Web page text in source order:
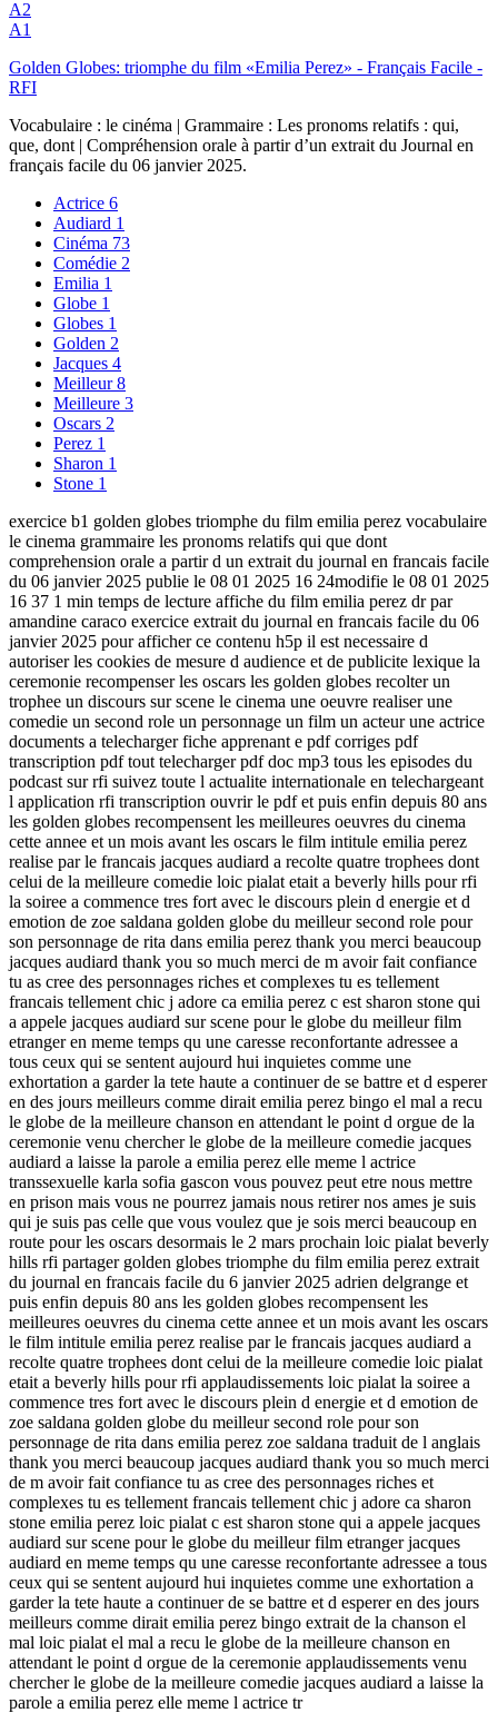
A2
A1
Golden Globes: triomphe du film «Emilia Perez» - Français Facile -
RFI
Vocabulaire : le cinéma | Grammaire : Les pronoms relatifs : qui,
que, dont | Compréhension orale à partir d’un extrait du Journal en
français facile du 06 janvier 2025.
Actrice 6
Audiard 1
Cinéma 73
Comédie 2
Emilia 1
Globe 1
Globes 1
Golden 2
Jacques 4
Meilleur8
Meilleure 3
Oscars 2
Perez 1
Sharon 1
Stone 1
exercice b1 golden globes triomphe du film emilia perez vocabulaire
le cinema grammaire les pronoms relatifs qui que dont
comprehension orale a partir d un extrait du journal en francais facile
du 06 janvier 2025 publie le 08 01 2025 16 24modifie le 08 01 2025
16 37 1 min temps de lecture affiche du film emilia perez dr par
amandine caraco exercice extrait du journal en francais facile du 06
janvier 2025 pour afficher ce contenu h5p il est necessaire d
autoriser les cookies de mesure d audience et de publicite lexique la
ceremonie recompenser les oscars les golden globes recolter un
trophee un discours sur scene le cinema une oeuvre realiser une
comedie un second role un personnage un film un acteur une actrice
documents a telecharger fiche apprenant e pdf corriges pdf
transcription pdf tout telecharger pdf doc mp3 tous les episodes du
podcast sur rfi suivez toute l actualite internationale en telechargeant
l application rfi transcription ouvrir le pdf et puis enfin depuis 80 ans
les golden globes recompensent les meilleures oeuvres du cinema
cette annee et un mois avant les oscars le film intitule emilia perez
realise par le francais jacques audiard a recolte quatre trophees dont
celui de la meilleure comedie loic pialat etait a beverly hills pour rfi
la soiree a commence tres fort avec le discours plein d energie et d
emotion de zoe saldana golden globe du meilleur second role pour
son personnage de rita dans emilia perez thank you merci beaucoup
jacques audiard thank you so much merci de m avoir fait confiance
tu as cree des personnages riches et complexes tu es tellement
francais tellement chic j adore ca emilia perez c est sharon stone qui
a appele jacques audiard sur scene pour le globe du meilleur film
etranger en meme temps qu une caresse reconfortante adressee a
tous ceux qui se sentent aujourd hui inquietes comme une
exhortation a garder la tete haute a continuer de se battre et d esperer
en des jours meilleurs comme dirait emilia perez bingo el mal a recu
le globe de la meilleure chanson en attendant le point d orgue de la
ceremonie venu chercher le globe de la meilleure comedie jacques
audiard a laisse la parole a emilia perez elle meme l actrice
transsexuelle karla sofia gascon vous pouvez peut etre nous mettre
en prison mais vous ne pourrez jamais nous retirer nos ames je suis
qui je suis pas celle que vous voulez que je sois merci beaucoup en
route pour les oscars desormais le 2 mars prochain loic pialat beverly
hills rfi partager golden globes triomphe du film emilia perez extrait
du journal en francais facile du 6 janvier 2025 adrien delgrange et
puis enfin depuis 80 ans les golden globes recompensent les
meilleures oeuvres du cinema cette annee et un mois avant les oscars
le film intitule emilia perez realise par le francais jacques audiard a
recolte quatre trophees dont celui de la meilleure comedie loic pialat
etait a beverly hills pour rfi applaudissements loic pialat la soiree a
commence tres fort avec le discours plein d energie et d emotion de
zoe saldana golden globe du meilleur second role pour son
personnage de rita dans emilia perez zoe saldana traduit de l anglais
thank you merci beaucoup jacques audiard thank you so much merci
de m avoir fait confiance tu as cree des personnages riches et
complexes tu es tellement francais tellement chic j adore ca sharon
stone emilia perez loic pialat c est sharon stone qui a appele jacques
audiard sur scene pour le globe du meilleur film etranger jacques
audiard en meme temps qu une caresse reconfortante adressee a tous
ceux qui se sentent aujourd hui inquietes comme une exhortation a
garder la tete haute a continuer de se battre et d esperer en des jours
meilleurs comme dirait emilia perez bingo extrait de la chanson el
mal loic pialat el mal a recu le globe de la meilleure chanson en
attendant le point d orgue de la ceremonie applaudissements venu
chercher le globe de la meilleure comedie jacques audiard a laisse la
parole a emilia perez elle meme l actrice tr